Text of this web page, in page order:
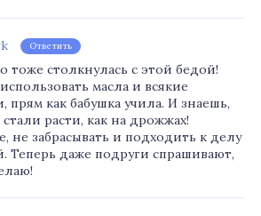
Ответить
тоже столкнулась с этой бедой!
масла и всякие
прям как бабушка учила. И знаешь,
расти, как на дрожжах!
не забрасывать и подходить к делу
Теперь даже подруги спрашивают,